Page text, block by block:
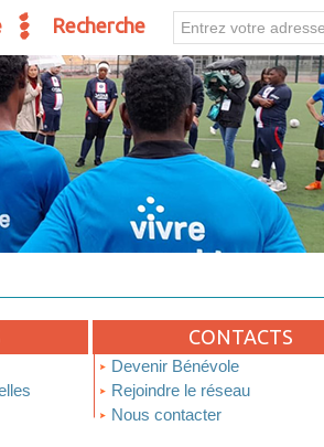
Recherche
CONTACTS
Devenir Bénévole
Rejoindre le réseau
Nous contacter